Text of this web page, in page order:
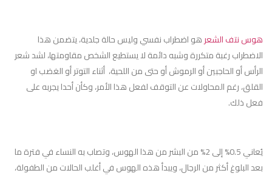
هوس نتف الشعرهو اضطراب نفسي وليس حالة جلدية، يتضمن هذا
الاضطراب رغبة متكررة وشبه دائمة لا يستطيع الشخص مقاومتها، لشد شعر
الرأس أو الحاجبين أو الرموش أو حتى من اللحية، أثناء التوتر أو الغضب او
القلق، رغم المحاولات عن التوقف لفعل هذا الأمر، وكأن أحدا يجربه على
فعل ذلك.
يُعاني 0.5% إلى 2% من البشر من هذا الهوس، وتصاب به النساء في فترة ما
بعد البلوغ أكثر من الرجال، ويبدأ هذه الهوس في أغلب الحالات من الطفولة،